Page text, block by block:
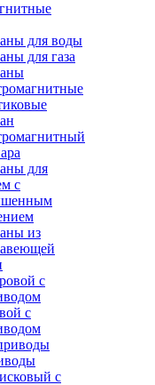
для воды
для газа
для
с
из
с